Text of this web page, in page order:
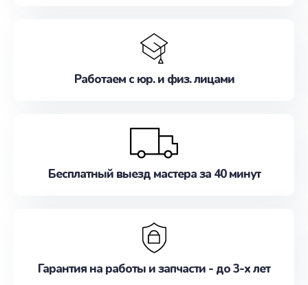
Работаем с юр. и физ. лицами
Бесплатный выезд мастера за 40 минут
Гарантия на работы и запчасти - до 3-х лет